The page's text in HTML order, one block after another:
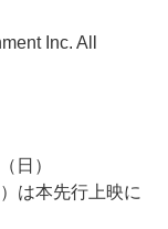
Inc. All
日）
は本先行上映に